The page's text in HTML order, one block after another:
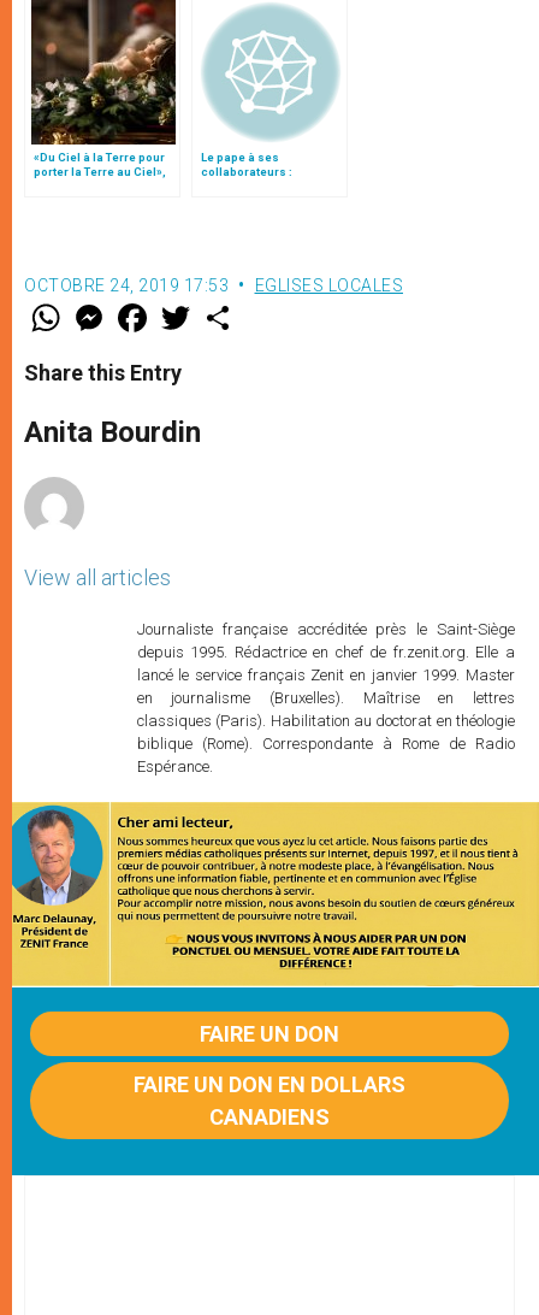
«Du Ciel à la Terre pour
porter la Terre au Ciel»,
Le pape à ses
collaborateurs :
OCTOBRE 24, 2019 17:53 EGLISES LOCALES
W
t
s
p
p
M
e
s
e
g
e
F
a
e
b
o
k
w
r
Share this Entry
Anita Bourdin
View all articles
Journaliste française accréditée près le Saint-Siège
depuis 1995. Rédactrice en chef de fr.zenit.org. Elle a
lancé le service français Zenit en janvier 1999. Master
en journalisme (Bruxelles). Maîtrise en lettres
classiques (Paris). Habilitation au doctorat en théologie
biblique (Rome). Correspondante à Rome de Radio
Espérance.
FAIRE UN DON
FAIRE UN DON EN DOLLARS
CANADIENS